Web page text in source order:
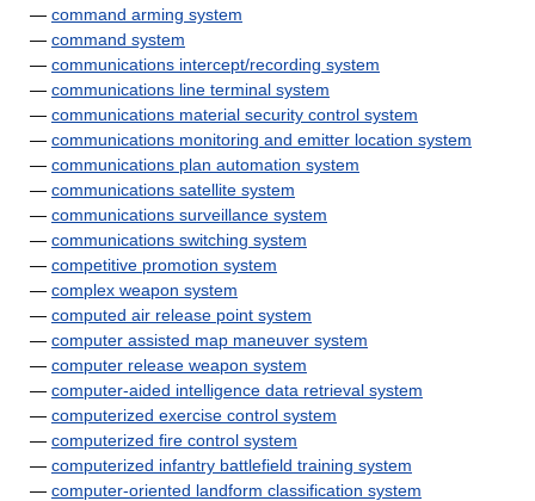
— command arming system
— command system
— communications intercept/recording system
— communications line terminal system
— communications material security control system
— communications monitoring and emitter location system
— communications plan automation system
— communications satellite system
— communications surveillance system
— communications switching system
— competitive promotion system
— complex weapon system
— computed air release point system
— computer assisted map maneuver system
— computer release weapon system
— computer-aided intelligence data retrieval system
— computerized exercise control system
— computerized fire control system
— computerized infantry battlefield training system
— computer-oriented landform classification system